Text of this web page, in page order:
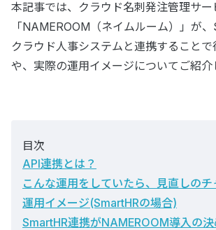
本記事では、クラウド名刺発注管理サー
「NAMEROOM（ネイムルーム）」が
クラウド人事システムと連携すること
や、実際の運用イメージについてご紹介
目次
API連携とは？
こんな運用をしていたら、見直しのチ
運用イメージ(SmartHRの場合)
SmartHR連携がNAMEROOM導入の